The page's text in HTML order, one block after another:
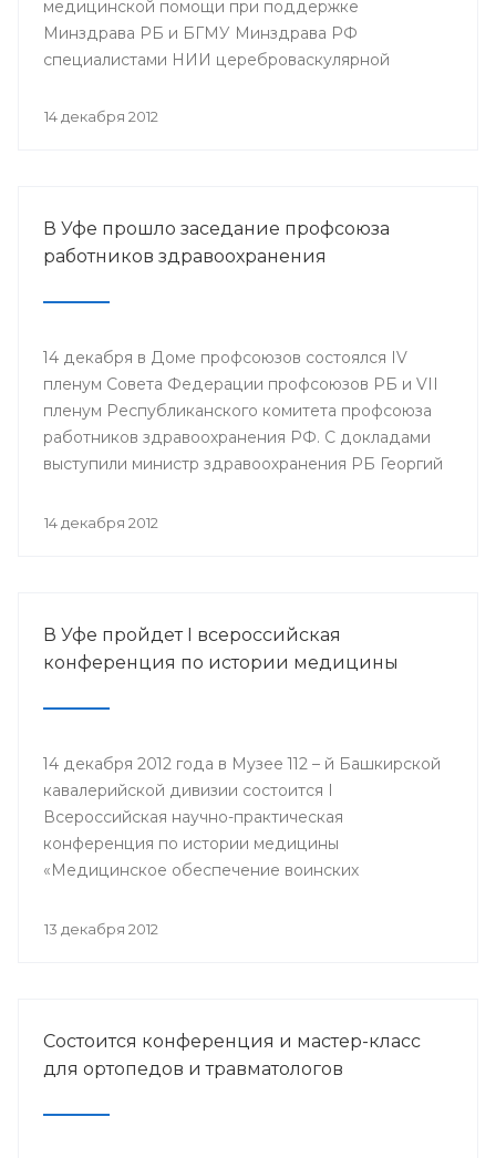
медицинской помощи при поддержке
Минздрава РБ и БГМУ Минздрава РФ
специалистами НИИ цереброваскулярной
(г.Москва) будет проведен мастер-класс.
14 декабря 2012
В Уфе прошло заседание профсоюза
работников здравоохранения
14 декабря в Доме профсоюзов состоялся IV
пленум Совета Федерации профсоюзов РБ и VII
пленум Республиканского комитета профсоюза
работников здравоохранения РФ. С докладами
выступили министр здравоохранения РБ Георгий
организации Башкортостана профсоюза
14 декабря 2012
В Уфе пройдет I всероссийская
конференция по истории медицины
14 декабря 2012 года в Музее 112 – й Башкирской
кавалерийской дивизии состоится I
Всероссийская научно-практическая
конференция по истории медицины
«Медицинское обеспечение воинских
войны».
13 декабря 2012
Состоится конференция и мастер-класс
для ортопедов и травматологов